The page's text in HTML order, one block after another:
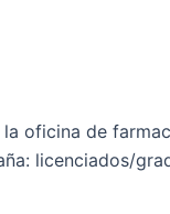
la oficina de
licenciados/